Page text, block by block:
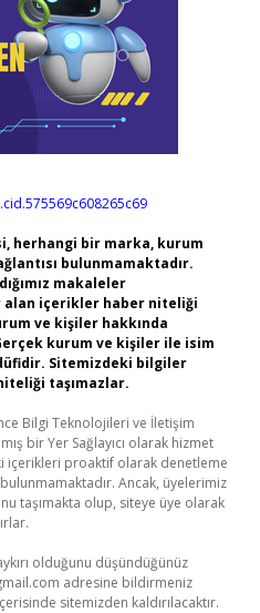
herhangi bir marka, kurum
bulunmamaktadır.
makaleler
alan içerikler haber niteliği
ve kişiler hakkında
kurum ve kişiler ile isim
Sitemizdeki bilgiler
taşımazlar.
Bilgi Teknolojileri ve İletişim
bir Yer Sağlayıcı olarak hizmet
içerikleri proaktif olarak denetleme
Ancak, üyelerimiz
taşımakta olup, siteye üye olarak
olduğunu düşündüğünüz
adresine bildirmeniz
sitemizden kaldırılacaktır.